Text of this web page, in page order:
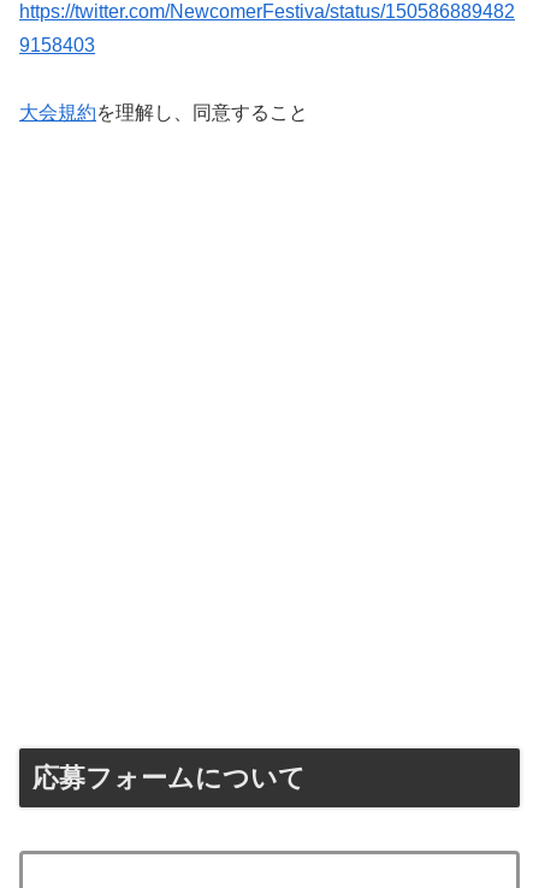
https://twitter.com/NewcomerFestiva/status/150586889482
9158403
大会規約を理解し、同意すること
応募フォームについて